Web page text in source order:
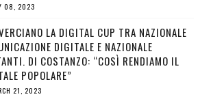
08, 2023
LA DIGITAL CUP TRA NAZIONALE
DIGITALE E NAZIONALE
DI COSTANZO: “COSÌ RENDIAMO IL
POPOLARE”
21, 2023